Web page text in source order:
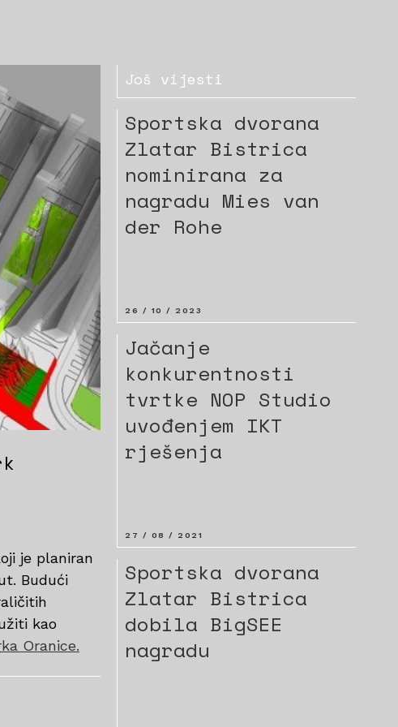
je planiran
Budući
kao
Oranice.
Još vijesti
Sportska dvorana
Zlatar Bistrica
nominirana za
nagradu Mies van
der Rohe
26 / 10 / 2023
Jačanje
konkurentnosti
tvrtke NOP Studio
uvođenjem IKT
rješenja
27 / 08 / 2021
Sportska dvorana
Zlatar Bistrica
dobila BigSEE
nagradu